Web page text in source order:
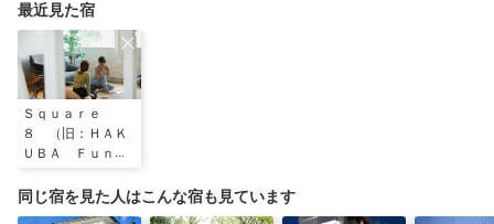
最近見た宿
Ｓｑｕａｒｅ
８ （旧：ＨＡＫ
ＵＢＡ Ｆｕｎｎ
同じ宿を見た人はこんな宿も見ています